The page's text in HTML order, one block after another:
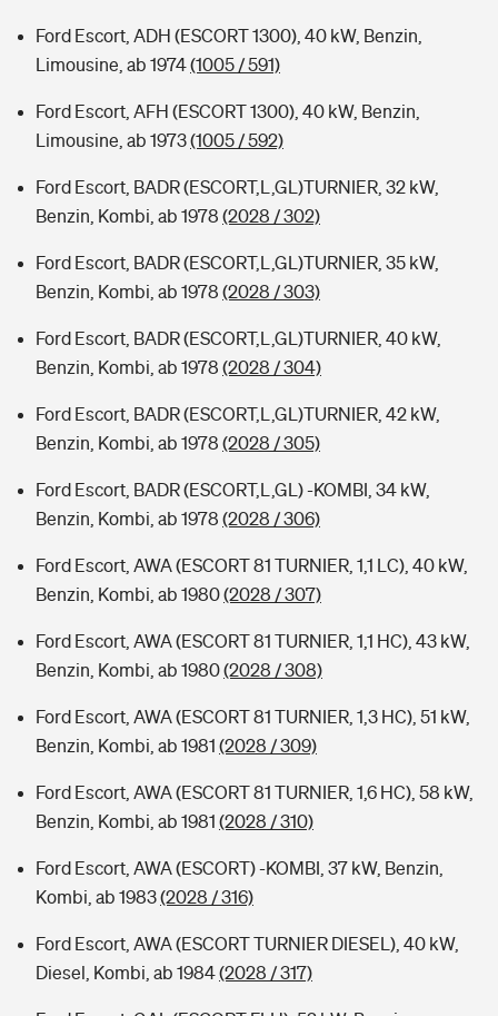
Ford Escort, ADH (ESCORT 1300), 40 kW, Benzin,
Limousine, ab 1974(1005 / 591)
Ford Escort, AFH (ESCORT 1300), 40 kW, Benzin,
Limousine, ab 1973(1005 / 592)
Ford Escort, BADR (ESCORT,L,GL)TURNIER, 32 kW,
Benzin, Kombi, ab 1978 (2028 / 302)
Ford Escort, BADR (ESCORT,L,GL)TURNIER, 35 kW,
Benzin, Kombi, ab 1978 (2028 / 303)
Ford Escort, BADR (ESCORT,L,GL)TURNIER, 40 kW,
Benzin, Kombi, ab 1978 (2028 / 304)
Ford Escort, BADR (ESCORT,L,GL)TURNIER, 42 kW,
Benzin, Kombi, ab 1978 (2028 / 305)
Ford Escort, BADR (ESCORT,L,GL) -KOMBI, 34 kW,
Benzin, Kombi, ab 1978 (2028 / 306)
Ford Escort, AWA (ESCORT 81 TURNIER, 1,1 LC), 40 kW,
Benzin, Kombi, ab 1980(2028 / 307)
Ford Escort, AWA (ESCORT 81 TURNIER, 1,1 HC), 43 kW,
Benzin, Kombi, ab 1980(2028 / 308)
Ford Escort, AWA (ESCORT 81 TURNIER, 1,3 HC), 51 kW,
Benzin, Kombi, ab 1981 (2028 / 309)
Ford Escort, AWA (ESCORT 81 TURNIER, 1,6 HC), 58 kW,
Benzin, Kombi, ab 1981 (2028 / 310)
Ford Escort, AWA (ESCORT) -KOMBI, 37 kW, Benzin,
Kombi, ab 1983(2028 / 316)
Ford Escort, AWA (ESCORT TURNIER DIESEL), 40 kW,
Diesel, Kombi, ab 1984(2028 / 317)